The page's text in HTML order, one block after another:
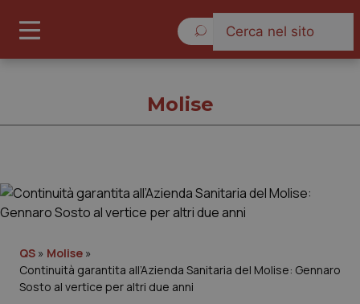
Governo e Parlamento
Molise
QS » Molise »
Continuità garantita all’Azienda Sanitaria del Molise: Gennaro
Sosto al vertice per altri due anni